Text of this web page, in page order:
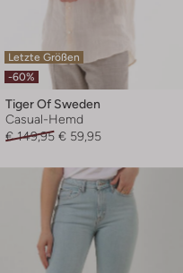
Letzte Größen
-60%
Tiger Of Sweden
Casual-Hemd
€ 149,95 € 59,95